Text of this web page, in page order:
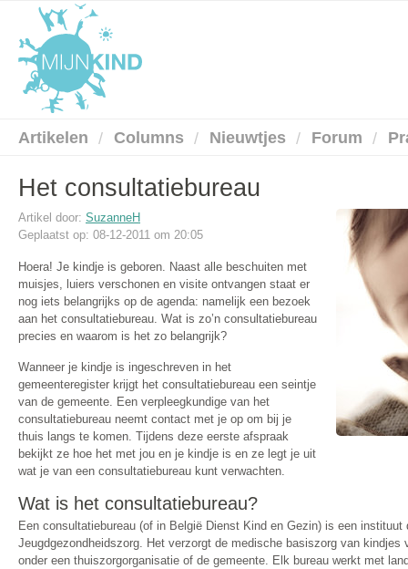
Artikelen Columns Nieuwtjes Forum
Het consultatiebureau
Artikel door: SuzanneH
Geplaatst op: 08-12-2011 om 20:05
Hoera! Je kindje is geboren. Naast alle beschuiten met
muisjes, luiers verschonen en visite ontvangen staat er
nog iets belangrijks op de agenda: namelijk een bezoek
aan het consultatiebureau. Wat is zo’n consultatiebureau
precies en waarom is het zo belangrijk?
Wanneer je kindje is ingeschreven in het
gemeenteregister krijgt het consultatiebureau een seintje
van de gemeente. Een verpleegkundige van het
consultatiebureau neemt contact met je op om bij je
thuis langs te komen. Tijdens deze eerste afspraak
bekijkt ze hoe het met jou en je kindje is en ze legt je uit
wat je van een consultatiebureau kunt verwachten.
Wat is het consultatiebureau?
Een consultatiebureau (of in België Dienst Kind en Gezin) is een instituut
Jeugdgezondheidszorg. Het verzorgt de medische basiszorg van kindjes
onder een thuiszorgorganisatie of de gemeente. Elk bureau werkt met